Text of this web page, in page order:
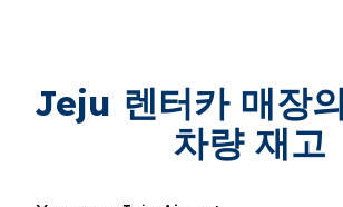
Jeju 렌터카 매장
차량 재고